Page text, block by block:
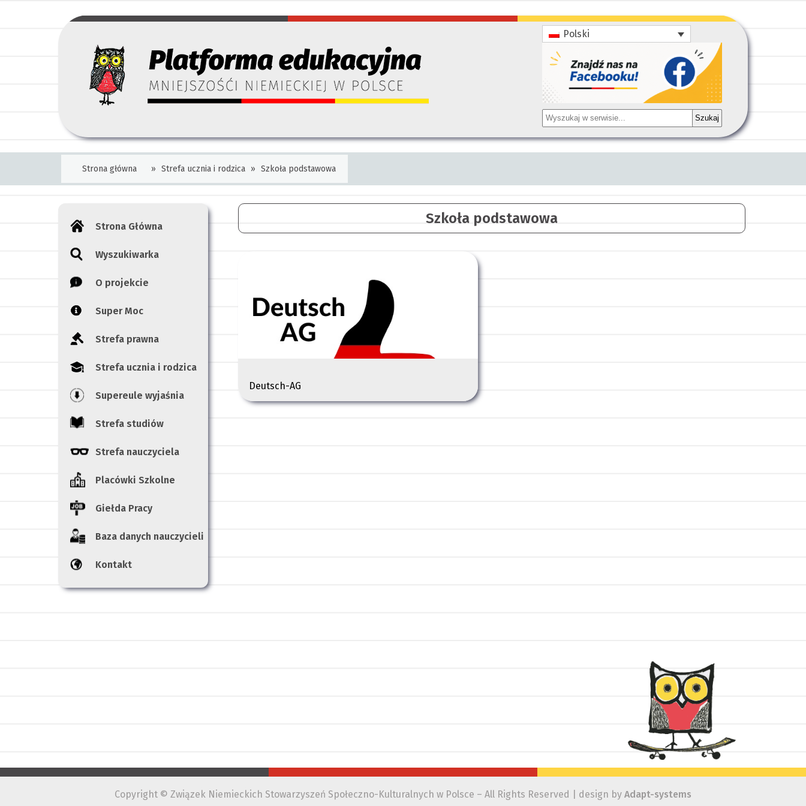
Polski
Szukaj
Strona główna » Strefa ucznia i rodzica » Szkoła podstawowa
Strona Główna
Wyszukiwarka
O projekcie
Super Moc
Strefa prawna
Strefa ucznia i rodzica
Supereule wyjaśnia
Strefa studiów
Strefa nauczyciela
Placówki Szkolne
Giełda Pracy
Baza danych nauczycieli
Kontakt
Szkoła podstawowa
Deutsch-AG
Copyright © Związek Niemieckich Stowarzyszeń Społeczno-Kulturalnych w Polsce – All Rights Reserved | design by Adapt-systems